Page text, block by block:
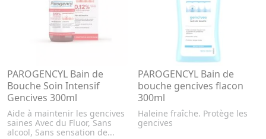
PAROGENCYL Bain de
Bouche Soin Intensif
Gencives 300ml
Aide à maintenir les gencives
saines Avec du Fluor, Sans
alcool, Sans sensation de...
PAROGENCYL Bain de
bouche gencives flacon
300ml
Haleine fraîche. Protège les
gencives